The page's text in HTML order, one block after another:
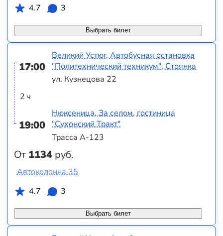
Выбрать билет
4.7
3
17:00
2 ч
19:00
От 1134 руб.
Великий Устюг, Автобусная остановка
"Политехнический техникум", Стоянка
ул. Кузнецова 22
Нюксеница, За селом, гостиница
"Сухонский Тракт"
Трасса А-123
Выбрать билет
Автоколонна 35
4.7
3